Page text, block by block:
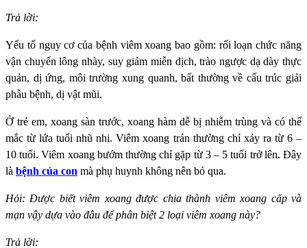
Trả lời:
Yếu tố nguy cơ của bệnh viêm xoang bao gồm: rối loạn chức năng
vận chuyển lông nhày, suy giảm miễn dịch, trào ngược dạ dày thực
quản, dị ứng, môi trường xung quanh, bất thường về cấu trúc giải
phẫu bệnh, dị vật mũi.
Ở trẻ em, xoang sàn trước, xoang hàm dễ bị nhiễm trùng và có thể
mắc từ lứa tuổi nhũ nhi. Viêm xoang trán thường chỉ xảy ra từ 6 –
10 tuổi. Viêm xoang bướm thường chỉ gặp từ 3 – 5 tuổi trở lên. Đây
là bệnh của con mà phụ huynh không nên bỏ qua.
Hỏi: Được biết viêm xoang được chia thành viêm xoang cấp và
mạn vậy dựa vào đâu để phân biệt 2 loại viêm xoang này?
Trả lời: